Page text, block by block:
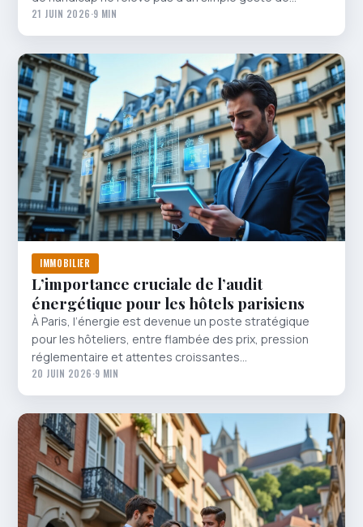
21 JUIN 2026·9 MIN
IMMOBILIER
L’importance cruciale de l’audit
énergétique pour les hôtels parisiens
À Paris, l’énergie est devenue un poste stratégique
pour les hôteliers, entre flambée des prix, pression
réglementaire et attentes croissantes…
20 JUIN 2026·9 MIN